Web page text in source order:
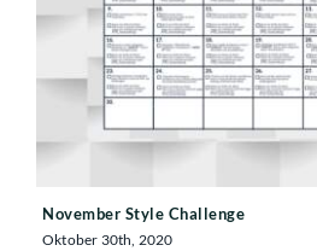
November Style
November Style Challenge
Oktober 30th, 2020